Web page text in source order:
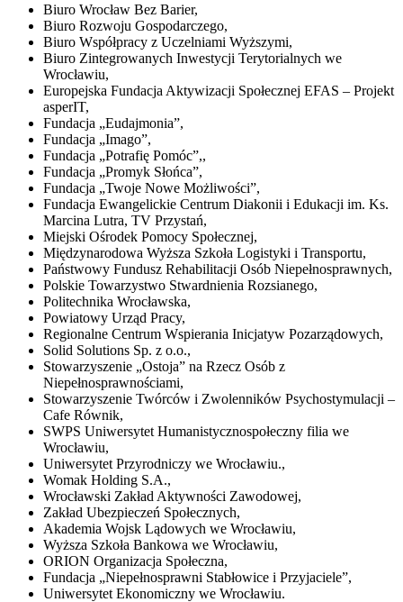
Biuro Wrocław Bez Barier,
Biuro Rozwoju Gospodarczego,
Biuro Współpracy z Uczelniami Wyższymi,
Biuro Zintegrowanych Inwestycji Terytorialnych we
Wrocławiu,
Europejska Fundacja Aktywizacji Społecznej EFAS – Projekt
asperIT,
Fundacja „Eudajmonia”,
Fundacja „Imago”,
Fundacja „Potrafię Pomóc”,,
Fundacja „Promyk Słońca”,
Fundacja „Twoje Nowe Możliwości”,
Fundacja Ewangelickie Centrum Diakonii i Edukacji im. Ks.
Marcina Lutra, TV Przystań,
Miejski Ośrodek Pomocy Społecznej,
Międzynarodowa Wyższa Szkoła Logistyki i Transportu,
Państwowy Fundusz Rehabilitacji Osób Niepełnosprawnych,
Polskie Towarzystwo Stwardnienia Rozsianego,
Politechnika Wrocławska,
Powiatowy Urząd Pracy,
Regionalne Centrum Wspierania Inicjatyw Pozarządowych,
Solid Solutions Sp. z o.o.,
Stowarzyszenie „Ostoja” na Rzecz Osób z
Niepełnosprawnościami,
Stowarzyszenie Twórców i Zwolenników Psychostymulacji –
Cafe Równik,
SWPS Uniwersytet Humanistycznospołeczny filia we
Wrocławiu,
Uniwersytet Przyrodniczy we Wrocławiu.,
Womak Holding S.A.,
Wrocławski Zakład Aktywności Zawodowej,
Zakład Ubezpieczeń Społecznych,
Akademia Wojsk Lądowych we Wrocławiu,
Wyższa Szkoła Bankowa we Wrocławiu,
ORION Organizacja Społeczna,
Fundacja „Niepełnosprawni Stabłowice i Przyjaciele”,
Uniwersytet Ekonomiczny we Wrocławiu.